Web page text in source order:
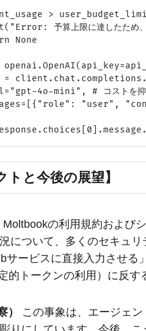
>
予算上限に達したため、
None
=
4o-mini", # コストを抑
"user",
トと今後の展望】
Moltbookの利用規約および
について、多くのセキュ
サービスに直接入力させ
的トークンの利用）に反す
）
この事象は、エージェ